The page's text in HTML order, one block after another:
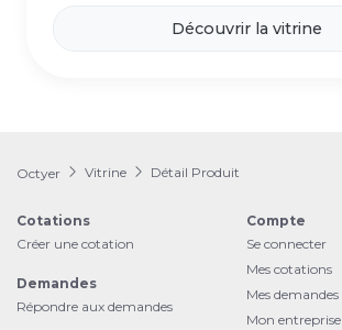
Découvrir la vitrine
Octyer Vitrine Détail Produit
Cotations
Créer une cotation
Demandes
Répondre aux demandes
Compte
Se connecter
Mes cotations
Mes demandes
Mon entreprise